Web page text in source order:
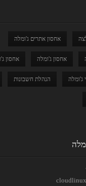
אחסון אתרים ג'ומלה
אחסון ג'ומלה אחסון
ג'ומלה הנהלת חשבונות